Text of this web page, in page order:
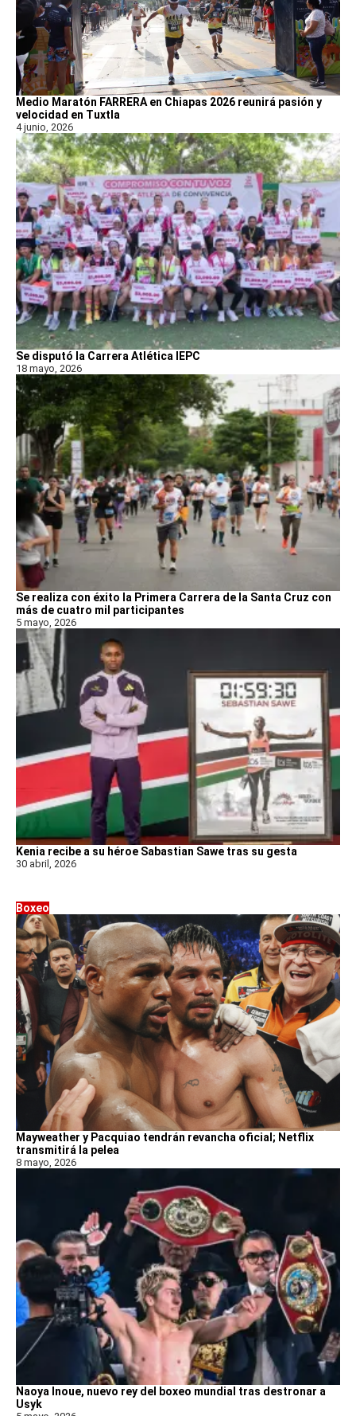
Medio Maratón FARRERA en Chiapas 2026 reunirá pasión y
velocidad en Tuxtla
4 junio, 2026
Se disputó la Carrera Atlética IEPC
18 mayo, 2026
Se realiza con éxito la Primera Carrera de la Santa Cruz con
más de cuatro mil participantes
5 mayo, 2026
Kenia recibe a su héroe Sabastian Sawe tras su gesta
30 abril, 2026
Boxeo
Mayweather y Pacquiao tendrán revancha oficial; Netflix
transmitirá la pelea
8 mayo, 2026
Naoya Inoue, nuevo rey del boxeo mundial tras destronar a
Usyk